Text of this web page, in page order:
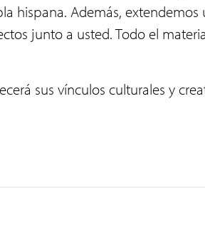
hispana. Además, extendemos
junto a usted. Todo el
sus vínculos culturales y